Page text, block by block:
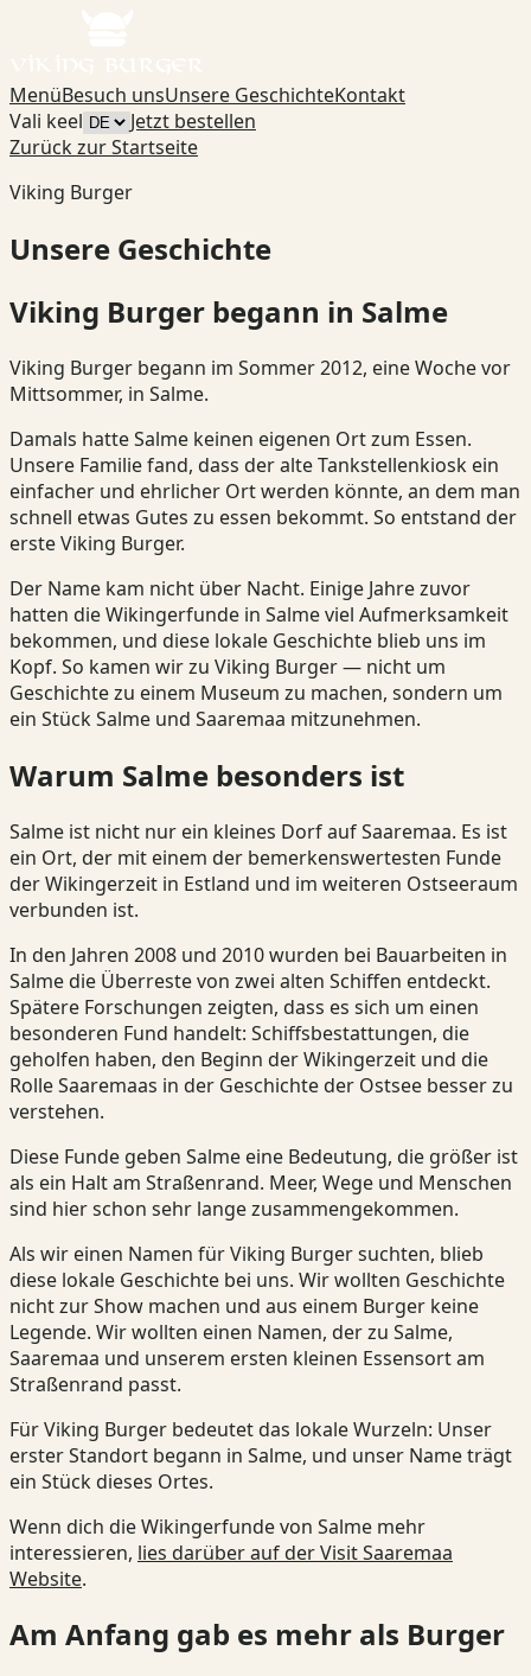
MenüBesuch unsUnsere GeschichteKontakt
Vali keel
Jetzt bestellen
Zurück zur Startseite
Viking Burger
Unsere Geschichte
Viking Burger begann in Salme
Viking Burger begann im Sommer 2012, eine Woche vor
Mittsommer, in Salme.
Damals hatte Salme keinen eigenen Ort zum Essen.
Unsere Familie fand, dass der alte Tankstellenkiosk ein
einfacher und ehrlicher Ort werden könnte, an dem man
schnell etwas Gutes zu essen bekommt. So entstand der
erste Viking Burger.
Der Name kam nicht über Nacht. Einige Jahre zuvor
hatten die Wikingerfunde in Salme viel Aufmerksamkeit
bekommen, und diese lokale Geschichte blieb uns im
Kopf. So kamen wir zu Viking Burger — nicht um
Geschichte zu einem Museum zu machen, sondern um
ein Stück Salme und Saaremaa mitzunehmen.
Warum Salme besonders ist
Salme ist nicht nur ein kleines Dorf auf Saaremaa. Es ist
ein Ort, der mit einem der bemerkenswertesten Funde
der Wikingerzeit in Estland und im weiteren Ostseeraum
verbunden ist.
In den Jahren 2008 und 2010 wurden bei Bauarbeiten in
Salme die Überreste von zwei alten Schiffen entdeckt.
Spätere Forschungen zeigten, dass es sich um einen
besonderen Fund handelt: Schiffsbestattungen, die
geholfen haben, den Beginn der Wikingerzeit und die
Rolle Saaremaas in der Geschichte der Ostsee besser zu
verstehen.
Diese Funde geben Salme eine Bedeutung, die größer ist
als ein Halt am Straßenrand. Meer, Wege und Menschen
sind hier schon sehr lange zusammengekommen.
Als wir einen Namen für Viking Burger suchten, blieb
diese lokale Geschichte bei uns. Wir wollten Geschichte
nicht zur Show machen und aus einem Burger keine
Legende. Wir wollten einen Namen, der zu Salme,
Saaremaa und unserem ersten kleinen Essensort am
Straßenrand passt.
Für Viking Burger bedeutet das lokale Wurzeln: Unser
erster Standort begann in Salme, und unser Name trägt
ein Stück dieses Ortes.
Wenn dich die Wikingerfunde von Salme mehr
interessieren, lies darüber auf der Visit Saaremaa
Website.
Am Anfang gab es mehr als Burger